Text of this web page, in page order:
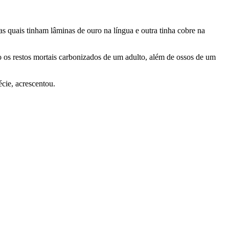
quais tinham lâminas de ouro na língua e outra tinha cobre na
restos mortais carbonizados de um adulto, além de ossos de um
acrescentou.